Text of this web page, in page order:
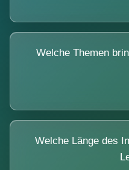
Welche Themen
Welche Länge des